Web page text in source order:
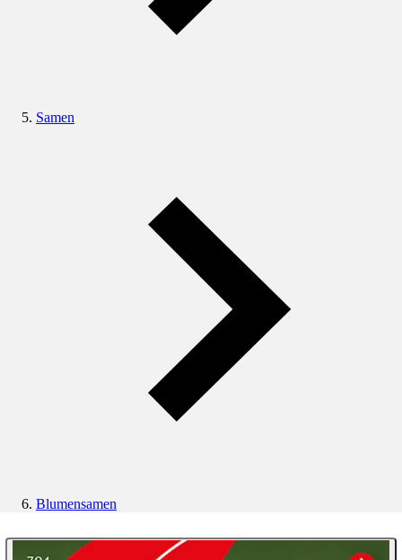
Samen
Blumensamen